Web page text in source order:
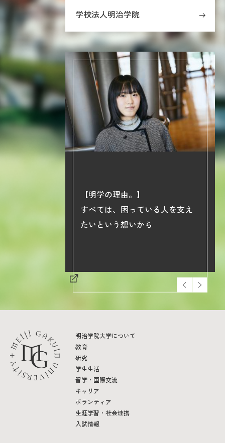
学校法人明治学院
【明学の理由。】
すべては、困っている人を支え
たいという想いから
明治学院大学について
教育
研究
学生生活
留学・国際交流
キャリア
ボランティア
生涯学習・社会連携
入試情報